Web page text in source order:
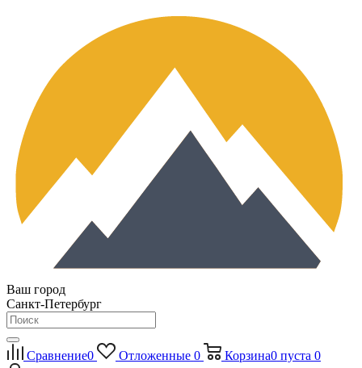
Ваш город
Санкт-Петербург
Сравнение0 Отложенные 0 Корзина0 пуста 0